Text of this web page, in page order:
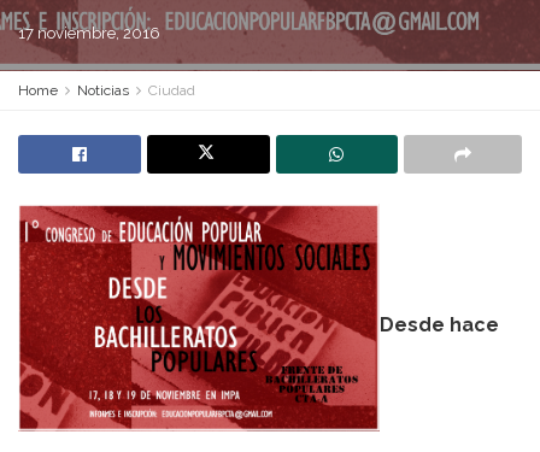
17 noviembre, 2016
Home Noticias Ciudad
Desde hace